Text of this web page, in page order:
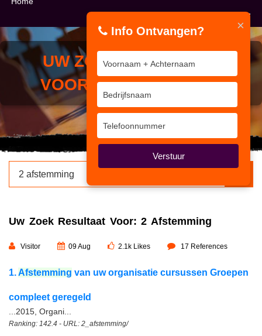
UW ZOEK RESULTAAT
VOOR:2 AFSTEMMING
Uw Zoek Resultaat Voor: 2 Afstemming
Visitor 09 Aug 2.1k Likes 17 References
1. Afstemming van uw organisatie cursussen Groepen
compleet geregeld
...2015, Organi...
Ranking: 142.4 - URL: 2_afstemming/
×
Info Ontvangen?
Verstuur